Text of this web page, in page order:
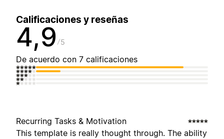
Calificaciones y reseñas
4,9 5
De acuerdo con 7 calificaciones
Recurring Tasks & Motivation
This template is really thought through. The ability